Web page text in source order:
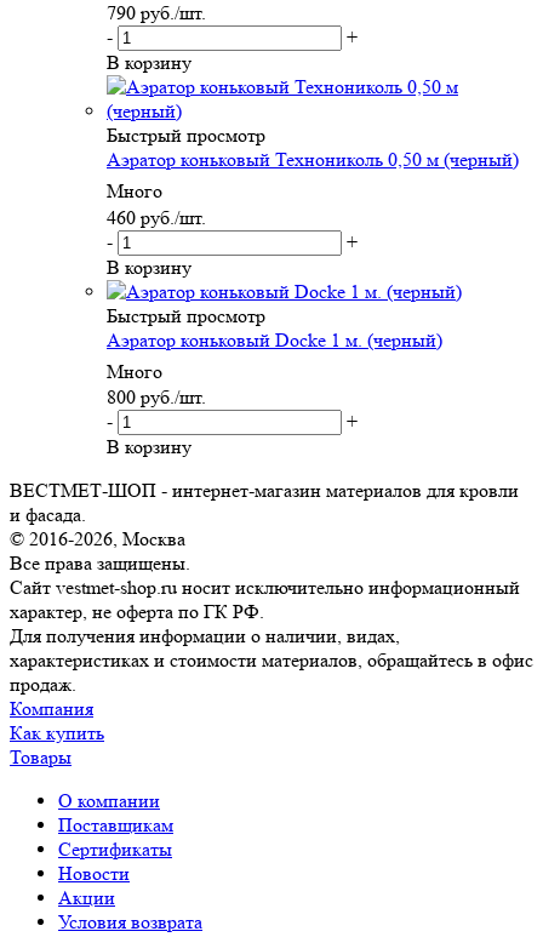
790 руб./шт.
-
+
В корзину
Быстрый просмотр
Аэратор коньковый Технониколь 0,50 м (черный)
Много
460 руб./шт.
-
+
В корзину
Быстрый просмотр
Аэратор коньковый Docke 1 м. (черный)
Много
800 руб./шт.
-
+
В корзину
ВЕСТМЕТ-ШОП - интернет-магазин материалов для кровли
и фасада.
© 2016-2026, Москва
Все права защищены.
Сайт vestmet-shop.ru носит исключительно информационный
характер, не оферта по ГК РФ.
Для получения информации о наличии, видах,
характеристиках и стоимости материалов, обращайтесь в офис
продаж.
Компания
Как купить
Товары
О компании
Поставщикам
Сертификаты
Новости
Акции
Условия возврата